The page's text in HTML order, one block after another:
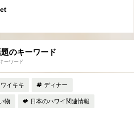
題のキーワード
ーワード
ワイキキ ディナー
物 日本のハワイ関連情報